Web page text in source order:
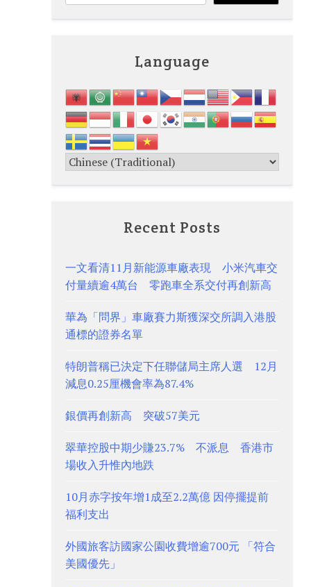
Language
Recent Posts
一文看清11月新能源車廠表現 小米汽車交
付量續逾4萬台 零跑車全系交付再創新高
華為「問界」車廠賽力斯獲深交所調入港股
通標的證券名單
特朗普稱已決定下任聯儲局主席人選 12月
減息0.25厘機會率為87.4%
銀價再創新高 突破57美元
翠華控股中期少賺23.7% 不派息 香港市
場收入升惟內地跌
10月赤字按年增1成至2.2萬億 因停擺提前
福利支出
外國旅客訪國家公園收費增逾700元 「符合
美國優先」